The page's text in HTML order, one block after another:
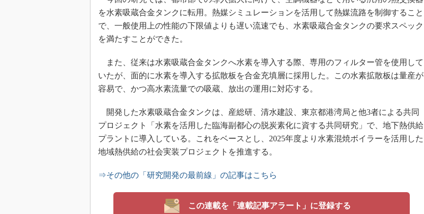
を水素吸蔵合金タンクに転用。熱媒シミュレーションを活用して熱媒流路を制御すること
で、一般使用上の性能の下限値よりも遅い流速でも、水素吸蔵合金タンクの要求スペック
を満たすことができた。
また、従来は水素吸蔵合金タンクへ水素を導入する際、専用のフィルター管を使用して
いたが、面的に水素を導入する拡散板を合金充填層に採用した。この水素拡散板は量産が
容易で、かつ高水素流量での吸蔵、放出の運用に対応する。
開発した水素吸蔵合金タンクは、産総研、清水建設、東京都港湾局と他3者による共同
プロジェクト「水素を活用した臨海副都心の脱炭素化に資する共同研究」で、地下熱供給
プラントに導入している。これをベースとし、2025年度より水素混焼ボイラーを活用した
地域熱供給の社会実装プロジェクトを推進する。
⇒その他の「研究開発の最前線」の記事はこちら
この連載を「連載記事アラート」に登録する